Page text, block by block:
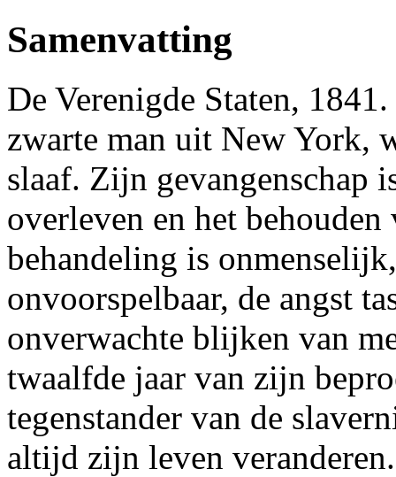
Samenvatting
De Verenigde Staten,
zwarte man uit New York,
slaaf. Zijn gevangenschap
overleven en het
behandeling is
onvoorspelbaar, de angst
onverwachte blijken van
twaalfde jaar van zijn
tegenstander van de
altijd zijn leven